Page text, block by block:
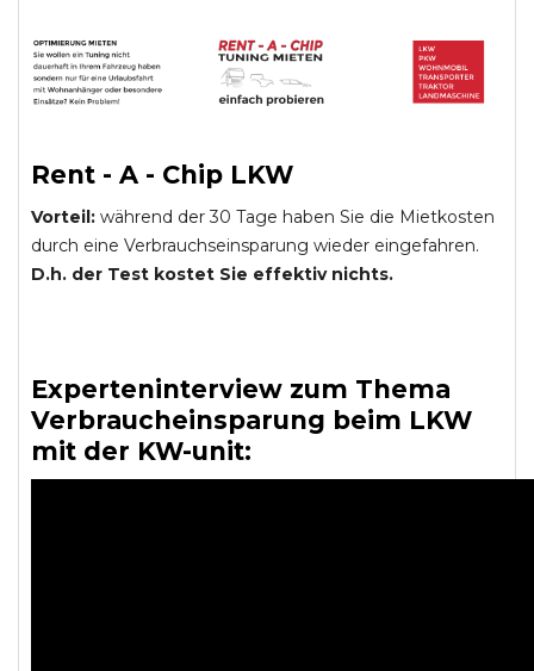
Rent - A - Chip LKW
Vorteil: während der 30 Tage haben Sie die Mietkosten
durch eine Verbrauchseinsparung wieder eingefahren.
D.h. der Test kostet Sie effektiv nichts.
Experteninterview zum Thema
Verbraucheinsparung beim LKW
mit der KW-unit: